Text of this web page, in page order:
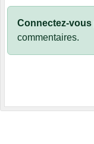
Connectez-vous
commentaires.